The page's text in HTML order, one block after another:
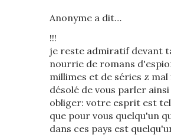
Anonyme a dit…
!!!
je reste admiratif devant
nourrie de romans
millimes et de séries z mal
désolé de vous parler
obliger: votre esprit est
que pour vous quelqu'un
dans ces pays est